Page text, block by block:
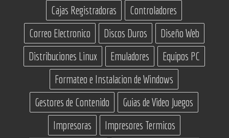
Cajas Registradoras
Controladores
Correo Electronico
Discos Duros
Diseño Web
Distribuciones Linux
Emuladores
Equipos PC
Formateo e Instalacion de Windows
Gestores de Contenido
Guias de Video Juegos
Impresoras
Impresores Termicos